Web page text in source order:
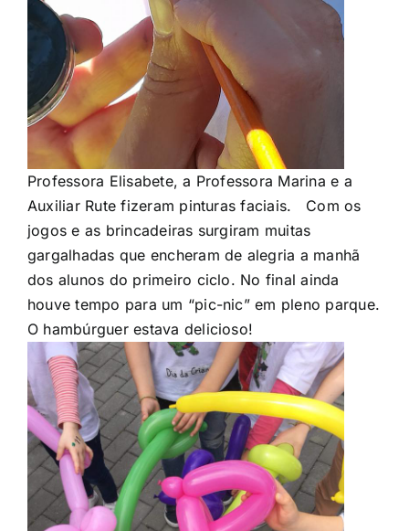
Professora Elisabete, a Professora Marina e a
Auxiliar Rute fizeram pinturas faciais. Com os
jogos e as brincadeiras surgiram muitas
gargalhadas que encheram de alegria a manhã
dos alunos do primeiro ciclo. No final ainda
houve tempo para um “pic-nic” em pleno parque.
O hambúrguer estava delicioso!